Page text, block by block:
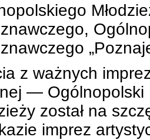
z ważnych
— Ogólnopolski
został na
imprez